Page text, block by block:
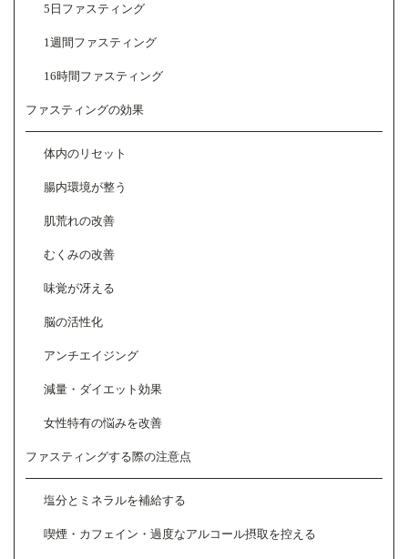
5日ファスティング
1週間ファスティング
16時間ファスティング
ファスティングの効果
体内のリセット
腸内環境が整う
肌荒れの改善
むくみの改善
味覚が冴える
脳の活性化
アンチエイジング
減量・ダイエット効果
女性特有の悩みを改善
ファスティングする際の注意点
塩分とミネラルを補給する
喫煙・カフェイン・過度なアルコール摂取を控える